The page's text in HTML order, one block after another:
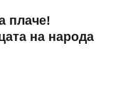
плаче!
на народа